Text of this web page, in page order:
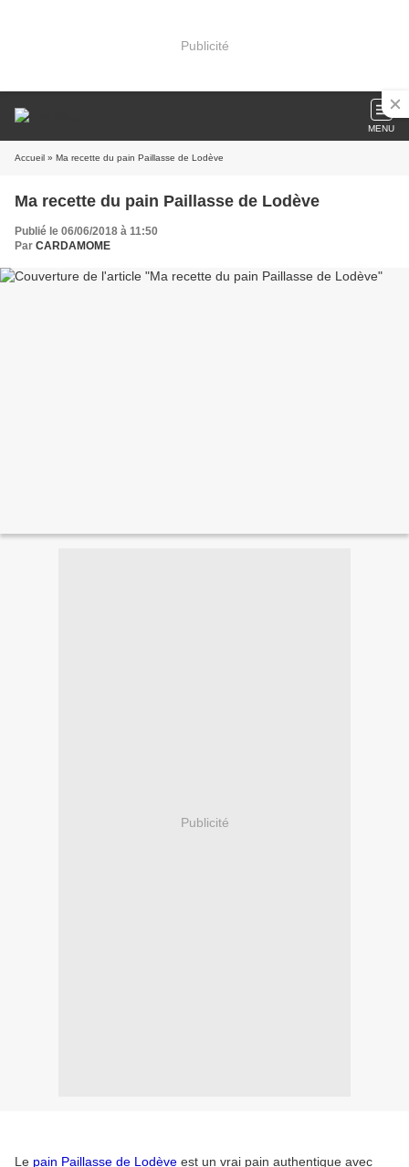
Publicité
MENU
Accueil » Ma recette du pain Paillasse de Lodève
Ma recette du pain Paillasse de Lodève
Publié le 06/06/2018 à 11:50
Par CARDAMOME
Publicité
Le pain Paillasse de Lodève est un vrai pain authentique avec